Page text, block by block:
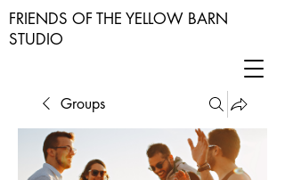
FRIENDS OF THE YELLOW BARN
STUDIO
Groups